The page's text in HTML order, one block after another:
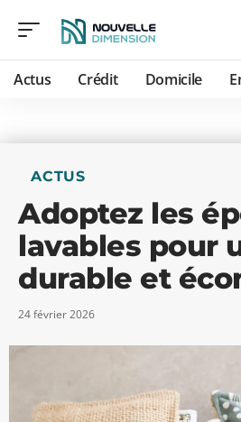
Actus Crédit Domicile
ACTUS
Adoptez les
lavables pour
durable et
24 février 2026